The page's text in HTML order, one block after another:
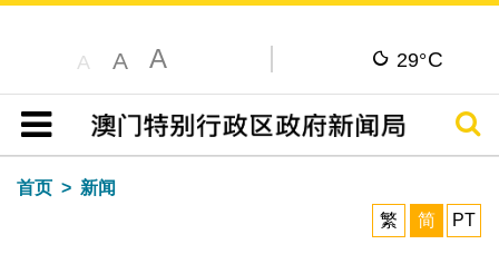
A A A 29°C
目录
搜寻
首页
新闻
繁
简 PT